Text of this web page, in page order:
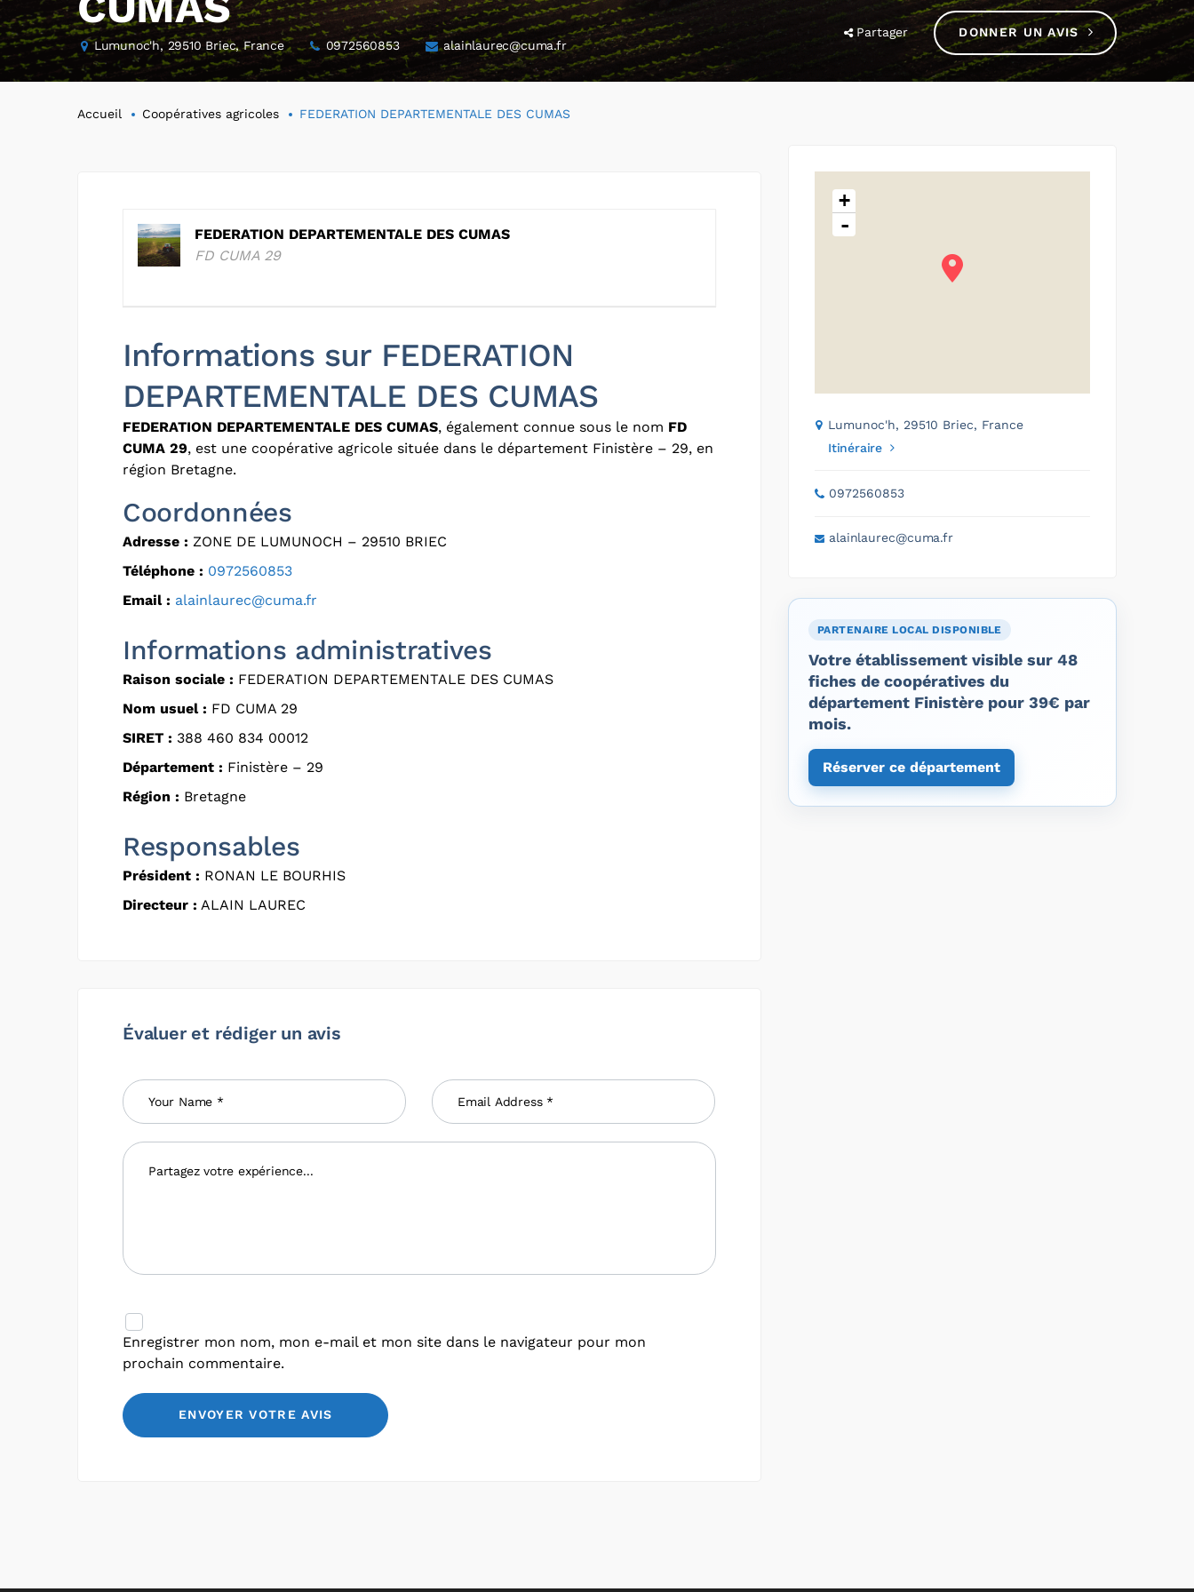
Lumunoc'h, 29510 Briec, France 0972560853 alainlaurec@cuma.fr
Partager DONNER UN AVIS
Accueil Coopératives agricoles FEDERATION DEPARTEMENTALE DES CUMAS
FEDERATION DEPARTEMENTALE DES CUMAS
FD CUMA 29
Informations sur FEDERATION
DEPARTEMENTALE DES CUMAS
FEDERATION DEPARTEMENTALE DES CUMAS, également connue sous le nom FD
CUMA 29, est une coopérative agricole située dans le département Finistère – 29, en
région Bretagne.
Coordonnées
Adresse : ZONE DE LUMUNOCH – 29510 BRIEC
Téléphone : 0972560853
Email : alainlaurec@cuma.fr
Informations administratives
Raison sociale : FEDERATION DEPARTEMENTALE DES CUMAS
Nom usuel : FD CUMA 29
SIRET : 388 460 834 00012
Département : Finistère – 29
Région : Bretagne
Responsables
Président : RONAN LE BOURHIS
Directeur : ALAIN LAUREC
Évaluer et rédiger un avis
Enregistrer mon nom, mon e-mail et mon site dans le navigateur pour mon
prochain commentaire.
+
-
Lumunoc'h, 29510 Briec, France
Itinéraire
0972560853
alainlaurec@cuma.fr
PARTENAIRE LOCAL DISPONIBLE
Votre établissement visible sur 48
fiches de coopératives du
département Finistère pour 39€ par
mois.
Réserver ce département